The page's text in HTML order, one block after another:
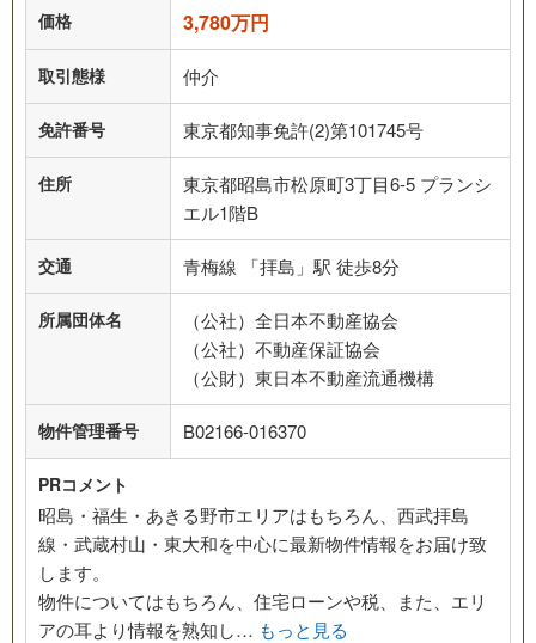
価格 3,780万円
取引態様 仲介
免許番号 東京都知事免許(2)第101745号
住所
東京都昭島市松原町3丁目6-5 プランシ
エル1階B
交通 青梅線 「拝島」駅 徒歩8分
所属団体名
（公社）全日本不動産協会
（公社）不動産保証協会
（公財）東日本不動産流通機構
物件管理番号 B02166-016370
PRコメント
昭島・福生・あきる野市エリアはもちろん、西武拝島
線・武蔵村山・東大和を中心に最新物件情報をお届け致
します。
物件についてはもちろん、住宅ローンや税、また、エリ
アの耳より情報を熟知し… もっと見る